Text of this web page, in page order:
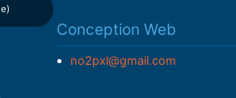
Conception Web
no2pxl@gmail.com